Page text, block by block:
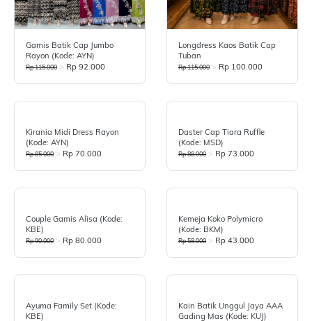
Gamis Batik Cap Jumbo
Rayon (Kode: AYN)
Rp 115.000 > Rp 92.000
Longdress Kaos Batik Cap
Tuban
Rp 115.000 > Rp 100.000
Kirania Midi Dress Rayon
(Kode: AYN)
Rp 85.000 > Rp 70.000
Daster Cap Tiara Ruffle
(Kode: MSD)
Rp 88.000 > Rp 73.000
Couple Gamis Alisa (Kode:
KBE)
Rp 90.000 > Rp 80.000
Kemeja Koko Polymicro
(Kode: BKM)
Rp 58.000 > Rp 43.000
Ayuma Family Set (Kode:
KBE)
Kain Batik Unggul Jaya AAA
Gading Mas (Kode: KUJ)